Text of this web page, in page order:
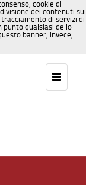
cookie di
dei contenuti sui
di servizi di
punto qualsiasi dello
banner, invece,